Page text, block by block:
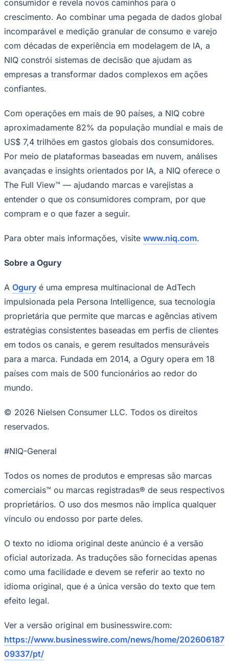
Flamengo
consumidor e revela novos caminhos para o
crescimento. Ao combinar uma pegada de dados global
incomparável e medição granular de consumo e varejo
com décadas de experiência em modelagem de IA, a
NIQ constrói sistemas de decisão que ajudam as
empresas a transformar dados complexos em ações
confiantes.
Com operações em mais de 90 países, a NIQ cobre
aproximadamente 82% da população mundial e mais de
US$ 7,4 trilhões em gastos globais dos consumidores.
Por meio de plataformas baseadas em nuvem, análises
avançadas e insights orientados por IA, a NIQ oferece o
The Full View™ — ajudando marcas e varejistas a
entender o que os consumidores compram, por que
compram e o que fazer a seguir.
Para obter mais informações, visite www.niq.com.
Sobre a Ogury
A Ogury é uma empresa multinacional de AdTech
impulsionada pela Persona Intelligence, sua tecnologia
proprietária que permite que marcas e agências ativem
estratégias consistentes baseadas em perfis de clientes
em todos os canais, e gerem resultados mensuráveis ​​
para a marca. Fundada em 2014, a Ogury opera em 18
países com mais de 500 funcionários ao redor do
mundo.
© 2026 Nielsen Consumer LLC. Todos os direitos
reservados.
#NIQ-General
Todos os nomes de produtos e empresas são marcas
comerciais™ ou marcas registradas® de seus respectivos
proprietários. O uso dos mesmos não implica qualquer
vínculo ou endosso por parte deles.
O texto no idioma original deste anúncio é a versão
oficial autorizada. As traduções são fornecidas apenas
como uma facilidade e devem se referir ao texto no
idioma original, que é a única versão do texto que tem
efeito legal.
Ver a versão original em businesswire.com:
https://www.businesswire.com/news/home/202606187
09337/pt/